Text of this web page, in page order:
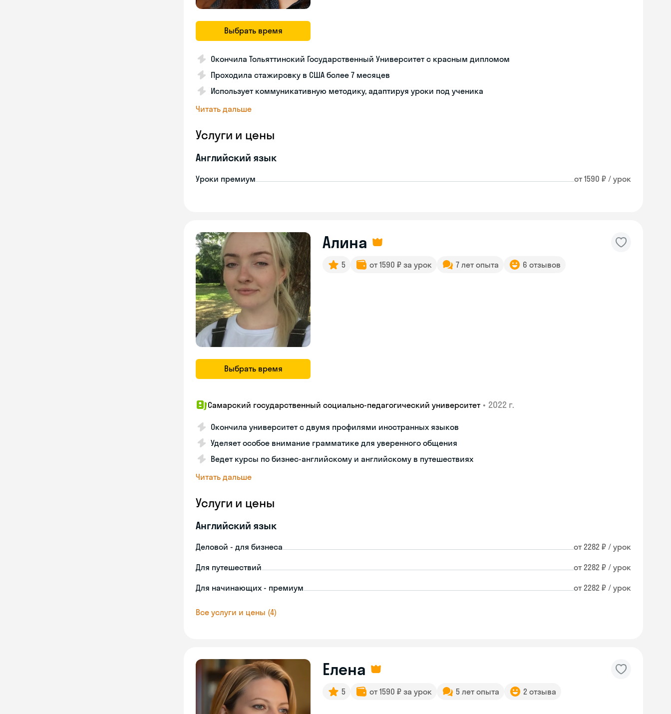
Выбрать время
Окончила Тольяттинский Государственный Университет с красным дипломом
Проходила стажировку в США более 7 месяцев
Использует коммуникативную методику, адаптируя уроки под ученика
Читать дальше
Услуги и цены
Английский язык
Уроки премиум от 1590 ₽ / урок
Выбрать время
Алина
5 от 1590 ₽ за урок 7 лет опыта 6 отзывов
Самарский государственный социально-педагогический университет • 2022 г.
Окончила университет с двумя профилями иностранных языков
Уделяет особое внимание грамматике для уверенного общения
Ведет курсы по бизнес-английскому и английскому в путешествиях
Читать дальше
Услуги и цены
Английский язык
Деловой - для бизнеса от 2282 ₽ / урок
Для путешествий от 2282 ₽ / урок
Для начинающих - премиум от 2282 ₽ / урок
Все услуги и цены (4)
Елена
5 от 1590 ₽ за урок 5 лет опыта 2 отзыва
Skyeng Chat